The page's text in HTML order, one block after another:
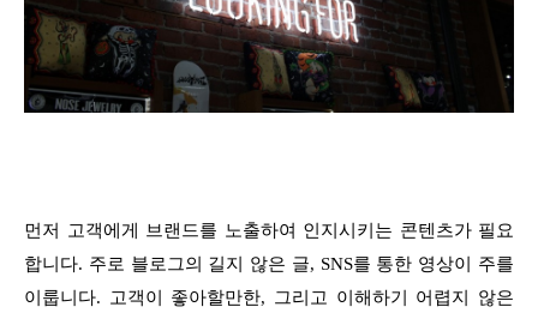
먼저 고객에게 브랜드를 노출하여 인지시키는 콘텐츠가 필요
합니다. 주로 블로그의 길지 않은 글, SNS를 통한 영상이 주를
이룹니다. 고객이 좋아할만한, 그리고 이해하기 어렵지 않은